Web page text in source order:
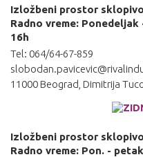
Izložbeni prostor
Radno vreme:
16h
Tel: 064/64-67-859
11000 Beograd, Dimitrija
Izložbeni prostor
Radno vreme: Pon. -